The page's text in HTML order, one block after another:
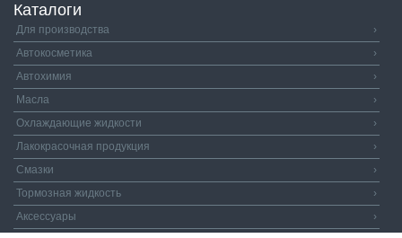
Каталоги
Для производства
›
Автокосметика
›
Автохимия
›
Масла
›
Охлаждающие жидкости
›
Лакокрасочная продукция
›
Смазки
›
Тормозная жидкость
›
Аксессуары
›